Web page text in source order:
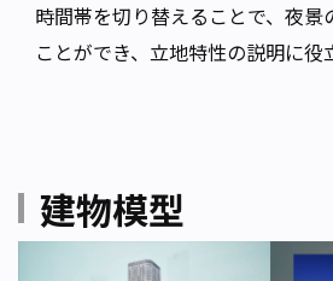
時間帯を切り替えることで、夜景
ことができ、立地特性の説明に役
建物模型